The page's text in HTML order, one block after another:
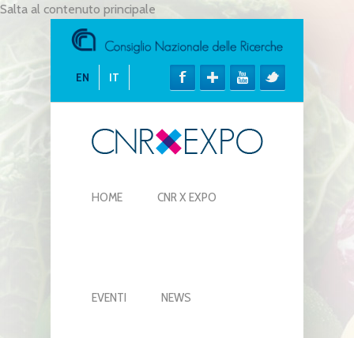
Salta al contenuto principale
EN IT
HOME CNR X EXPO
EVENTI NEWS